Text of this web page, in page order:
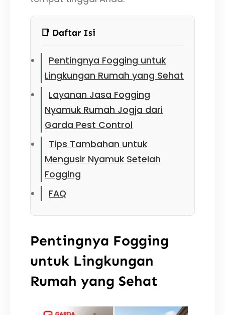
📑 Daftar Isi
Pentingnya Fogging untuk
Lingkungan Rumah yang Sehat
Layanan Jasa Fogging
Nyamuk Rumah Jogja dari
Garda Pest Control
Tips Tambahan untuk
Mengusir Nyamuk Setelah
Fogging
FAQ
Pentingnya Fogging
untuk Lingkungan
Rumah yang Sehat